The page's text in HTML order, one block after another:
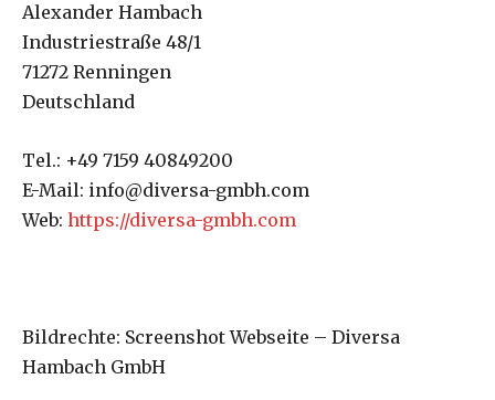
Alexander Hambach
Industriestraße 48/1
71272 Renningen
Deutschland
Tel.: +49 7159 40849200
E-Mail: info@diversa-gmbh.com
Web: https://diversa-gmbh.com
Bildrechte: Screenshot Webseite – Diversa
Hambach GmbH